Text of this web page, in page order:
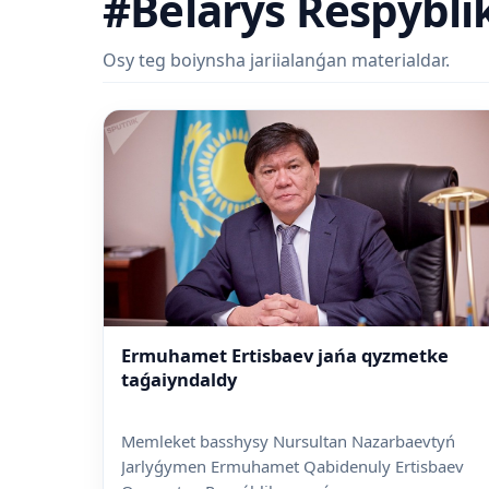
Osy teg boiynsha jariialanǵan materialdar.
Ermuhamet Ertisbaev jańa qyzmetke
taǵaiyndaldy
Memleket basshysy Nursultan Nazarbaevtyń
Jarlyǵymen Ermuhamet Qabidenuly Ertisbaev